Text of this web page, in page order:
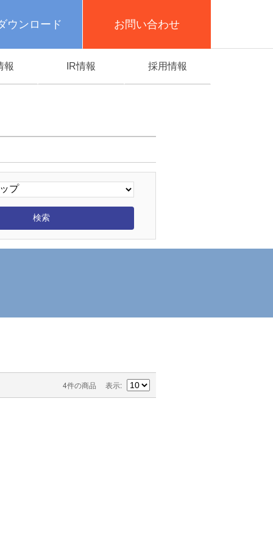
ウンロード お問い合わせ
報 IR情報 採用情報
4件の商品 表示